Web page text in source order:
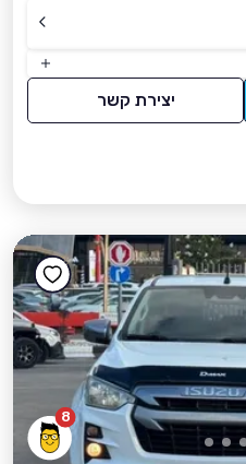
יצירת קשר
8